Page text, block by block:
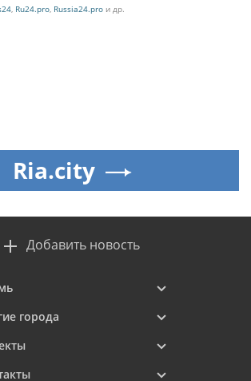
, Ru24.pro, Russia24.pro и др.
Ria.city
Добавить новость
города